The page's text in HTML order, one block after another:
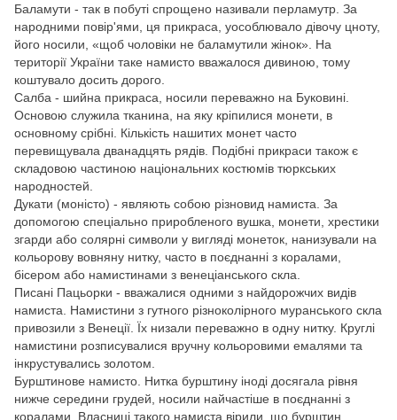
Баламути - так в побуті спрощено називали перламутр. За
народними повір'ями, ця прикраса, уособлювало дівочу цноту,
його носили, «щоб чоловіки не баламутили жінок». На
території України таке намисто вважалося дивиною, тому
коштувало досить дорого.
Салба - шийна прикраса, носили переважно на Буковині.
Основою служила тканина, на яку кріпилися монети, в
основному срібні. Кількість нашитих монет часто
перевищувала дванадцять рядів. Подібні прикраси також є
складовою частиною національних костюмів тюркських
народностей.
Дукати (моністо) - являють собою різновид намиста. За
допомогою спеціально приробленого вушка, монети, хрестики
згарди або солярні символи у вигляді монеток, нанизували на
кольорову вовняну нитку, часто в поєднанні з коралами,
бісером або намистинами з венеціанського скла.
Писані Пацьорки - вважалися одними з найдорожчих видів
намиста. Намистини з гутного різноколірного муранського скла
привозили з Венеції. Їх низали переважно в одну нитку. Круглі
намистини розписувалися вручну кольоровими емалями та
інкрустувались золотом.
Бурштинове намисто. Нитка бурштину іноді досягала рівня
нижче середини грудей, носили найчастіше в поєднанні з
коралами. Власниці такого намиста вірили, що бурштин